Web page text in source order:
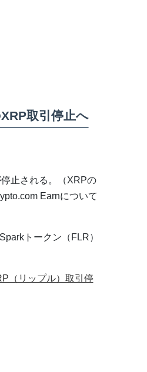
取引停止へ
止される。（XRPの
Earnについて
トークン（FLR）
（リップル）取引停